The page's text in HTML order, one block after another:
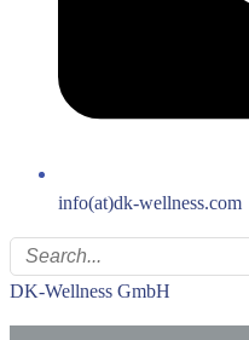
info(at)dk-wellness.com
DK-Wellness GmbH